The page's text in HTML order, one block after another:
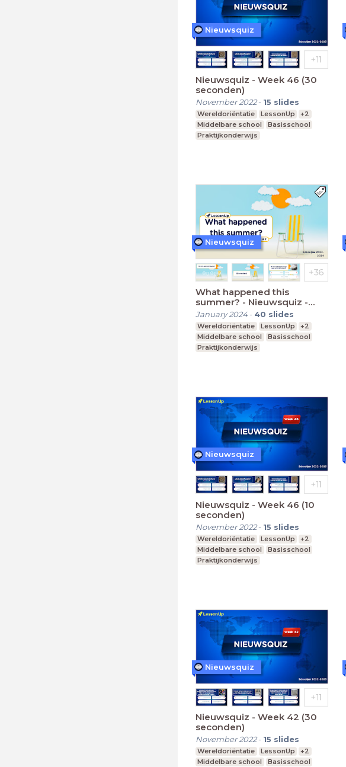
Nieuwsquiz - Week 46 (30
seconden)
November 2022- 15 slides
Wereldoriëntatie LessonUp
+2
Middelbare school
Basisschool
Praktijkonderwijs
Nieuwsquiz
What happened this
summer? - Nieuwsquiz -
Editie 2023 (10 seconden)
January 2024- 40 slides
Wereldoriëntatie LessonUp
+2
Middelbare school
Basisschool
Praktijkonderwijs
Nieuwsquiz
Nieuwsquiz - Week 46 (10
seconden)
November 2022- 15 slides
Wereldoriëntatie LessonUp
+2
Middelbare school
Basisschool
Praktijkonderwijs
Nieuwsquiz
Nieuwsquiz - Week 42 (30
seconden)
November 2022- 15 slides
Wereldoriëntatie LessonUp
+2
Middelbare school
Basisschool
Nieuwsquiz